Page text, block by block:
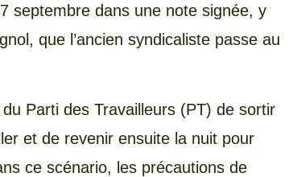
septembre dans une note signée, y
que l’ancien syndicaliste passe au
Parti des Travailleurs (PT) de sortir
et de revenir ensuite la nuit pour
ce scénario, les précautions de